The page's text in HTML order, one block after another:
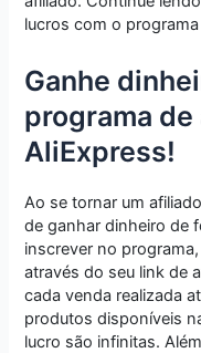
lucros com o
Ganhe
programa
AliExpress!
Ao se tornar um
de ganhar dinheiro de
inscrever no
através do seu link de
cada venda realizada
produtos disponíveis
lucro são infinitas.